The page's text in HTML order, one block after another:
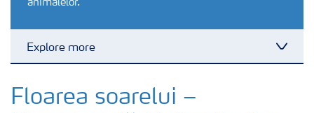
animalelor.
Explore more
Floarea soarelui –